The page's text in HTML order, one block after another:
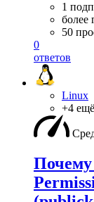
1
более
50
0
ответов
Linux
+4 ещё
Почему